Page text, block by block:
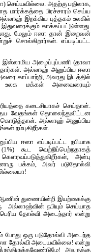
செய்யவில்லை. அதற்கு பதிலாக,
பிரச்சாரம் செய்ய
இறக்கிய புத்தகம் உலகில்
காக்கப்பட்டுள்ளது.
மேலும் ஈஸா தான் இறைவன்
சொல்கிறார்கள். எப்படிப்பட்ட
இஸ்லாமிய அழைப்புப்பணி (தாவா
அல்லாஹ் அனுப்பிய ஈஸா
காப்பாற்றி, அவரது இடத்தில்
உலக மக்கள் அனைவரையும்
கடைசியாகச் செய்தான்.
வேதங்கள் தொலைந்துவிட்டன
கொடுத்தான். அல்லாஹ் அனுப்பிய
நம்புகிறீர்கள்.
ஈஸா எப்படிப்பட்ட நபியாக
கூட வெற்றிப்பெற்றதாகத்
அன்பு
பக்கம், அவர் படுதோல்வி
ஆணின் துணையின்றி இயற்கைக்கு
அல்லாஹ்வின் நபியும் செய்யாத
தோல்வி அடைந்தார் என்று
போது ஒரு படுதோல்வி அடைந்த
தோல்வி அடையவில்லை! என்று
அவருக்கு